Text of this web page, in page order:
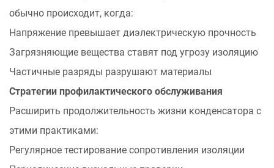
обычно происходит, когда:
Напряжение превышает диэлектрическую прочность
Загрязняющие вещества ставят под угрозу изоляцию
Частичные разряды разрушают материалы
Стратегии профилактического обслуживания
Расширить продолжительность жизни конденсатора с
этими практиками:
Регулярное тестирование сопротивления изоляции